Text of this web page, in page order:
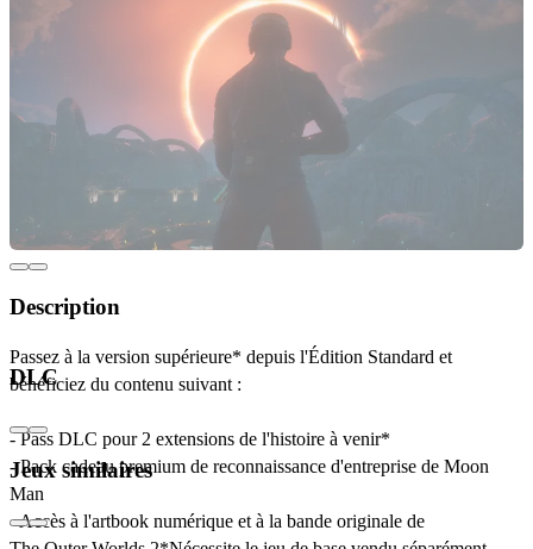
Description
Passez à la version supérieure* depuis l'Édition Standard et
bénéficiez du contenu suivant :
- Pass DLC pour 2 extensions de l'histoire à venir*
- Pack cadeau premium de reconnaissance d'entreprise de Moon
Man
- Accès à l'artbook numérique et à la bande originale de
DLC
Jeux similaires